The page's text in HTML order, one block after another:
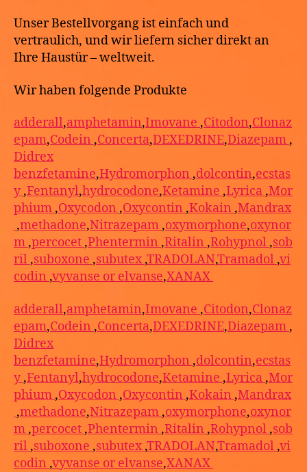
Unser Bestellvorgang ist einfach und
vertraulich, und wir liefern sicher direkt an
Ihre Haustür – weltweit.
Wir haben folgende Produkte
adderall,amphetamin,Imovane ,Citodon,Clonaz
epam,Codein ,Concerta,DEXEDRINE,Diazepam ,
Didrex
benzfetamine,Hydromorphon ,dolcontin,ecstas
y ,Fentanyl,hydrocodone,Ketamine ,Lyrica ,Mor
phium ,Oxycodon ,Oxycontin ,Kokain ,Mandrax
,methadone,Nitrazepam ,oxymorphone,oxynor
m ,percocet ,Phentermin ,Ritalin ,Rohypnol ,sob
ril ,suboxone ,subutex,TRADOLAN,Tramadol ,vi
codin ,vyvanse or elvanse,XANAX
adderall,amphetamin,Imovane ,Citodon,Clonaz
epam,Codein ,Concerta,DEXEDRINE,Diazepam ,
Didrex
benzfetamine,Hydromorphon ,dolcontin,ecstas
y ,Fentanyl,hydrocodone,Ketamine ,Lyrica ,Mor
phium ,Oxycodon ,Oxycontin ,Kokain ,Mandrax
,methadone,Nitrazepam ,oxymorphone,oxynor
m ,percocet ,Phentermin ,Ritalin ,Rohypnol ,sob
ril ,suboxone ,subutex,TRADOLAN,Tramadol ,vi
codin ,vyvanse or elvanse,XANAX